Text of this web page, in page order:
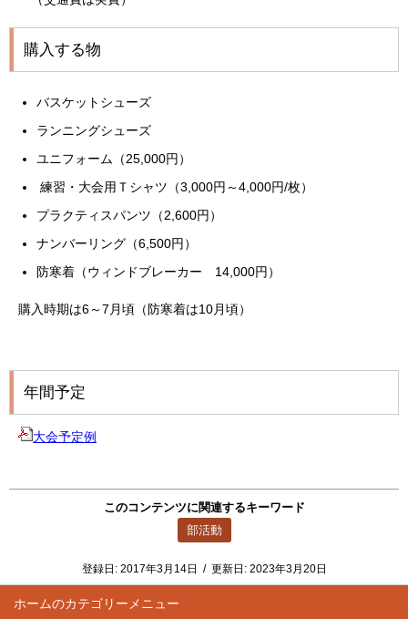
ホーム
購入する物
バスケットシューズ
ランニングシューズ
ユニフォーム（25,000円）
練習・大会用Ｔシャツ（3,000円～4,000円/枚）
プラクティスパンツ（2,600円）
ナンバーリング（6,500円）
防寒着（ウィンドブレーカー 14,000円）
購入時期は6～7月頃（防寒着は10月頃）
年間予定
大会予定例
このコンテンツに関連するキーワード
部活動
登録日: 2017年3月14日 / 更新日: 2023年3月20日